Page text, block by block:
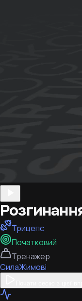
Трицепс
Початковий
Тренажер
СилаЖимові